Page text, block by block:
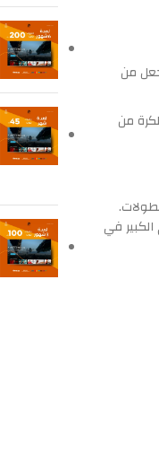
من
من
2024، مما يعكس تأثيرهم الكبير في